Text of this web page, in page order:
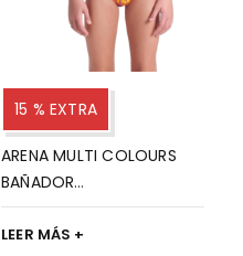
15 % EXTRA
ARENA MULTI COLOURS
BAÑADOR
MORADO/AMARILLO PARA
NIÑA
LEER MÁS